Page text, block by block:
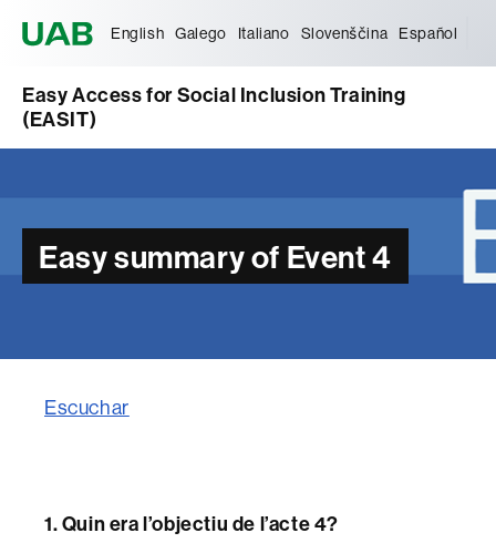
English Galego Italiano Slovenščina Español
Easy Access for Social Inclusion Training
(EASIT)
Easy summary of Event 4
Escuchar
1. Quin era l’objectiu de l’acte 4?